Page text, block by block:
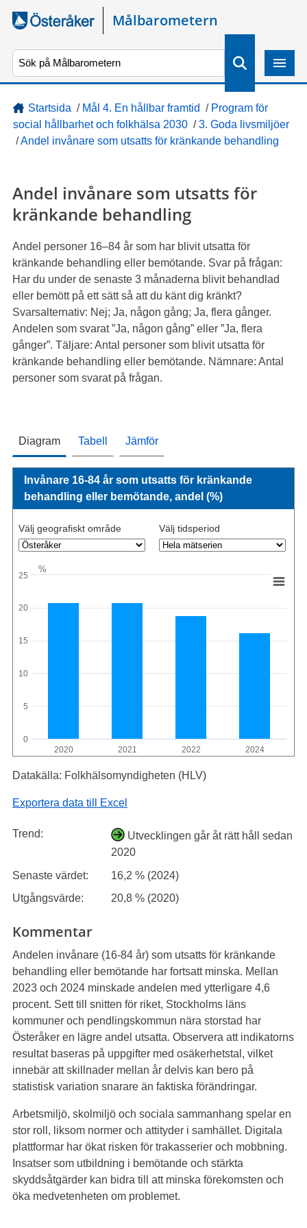
Gå direkt till sidans innehåll
Målbarometern
Startsida / Mål 4. En hållbar framtid / Program för
social hållbarhet och folkhälsa 2030 /3. Goda livsmiljöer
/Andel invånare som utsatts för kränkande behandling
Andel invånare som utsatts för
kränkande behandling
Andel personer 16–84 år som har blivit utsatta för
kränkande behandling eller bemötande. Svar på frågan:
Har du under de senaste 3 månaderna blivit behandlad
eller bemött på ett sätt så att du känt dig kränkt?
Svarsalternativ: Nej; Ja, någon gång; Ja, flera gånger.
Andelen som svarat ”Ja, någon gång” eller ”Ja, flera
gånger”. Täljare: Antal personer som blivit utsatta för
kränkande behandling eller bemötande. Nämnare: Antal
personer som svarat på frågan.
Diagram Tabell Jämför
Invånare 16-84 år som utsatts för kränkande
behandling eller bemötande, andel (%)
Välj geografiskt område Välj tidsperiod
%
2020 2021 2022 2024
0
5
10
15
20
25
Datakälla: Folkhälsomyndigheten (HLV)
Exportera data till Excel
Trend:
Utvecklingen går åt rätt håll sedan
2020
Senaste värdet:
16,2 % (2024)
Utgångsvärde:
20,8 % (2020)
Kommentar
Andelen invånare (16-84 år) som utsatts för kränkande
behandling eller bemötande har fortsatt minska. Mellan
2023 och 2024 minskade andelen med ytterligare 4,6
procent. Sett till snitten för riket, Stockholms läns
kommuner och pendlingskommun nära storstad har
Österåker en lägre andel utsatta. Observera att indikatorns
resultat baseras på uppgifter med osäkerhetstal, vilket
innebär att skillnader mellan år delvis kan bero på
statistisk variation snarare än faktiska förändringar.
Arbetsmiljö, skolmiljö och sociala sammanhang spelar en
stor roll, liksom normer och attityder i samhället. Digitala
plattformar har ökat risken för trakasserier och mobbning.
Insatser som utbildning i bemötande och stärkta
skyddsåtgärder kan bidra till att minska förekomsten och
öka medvetenheten om problemet.